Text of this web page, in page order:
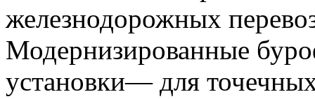
железнодорожных
Модернизированные
установки— для